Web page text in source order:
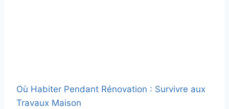
Où Habiter Pendant Rénovation : Survivre aux
Travaux Maison